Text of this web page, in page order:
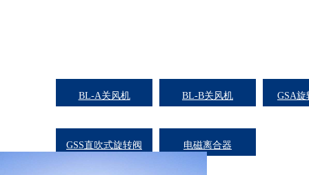
BL-A关风机 BL-B关风机 GSA旋
GSS直吹式旋转阀 电磁离合器